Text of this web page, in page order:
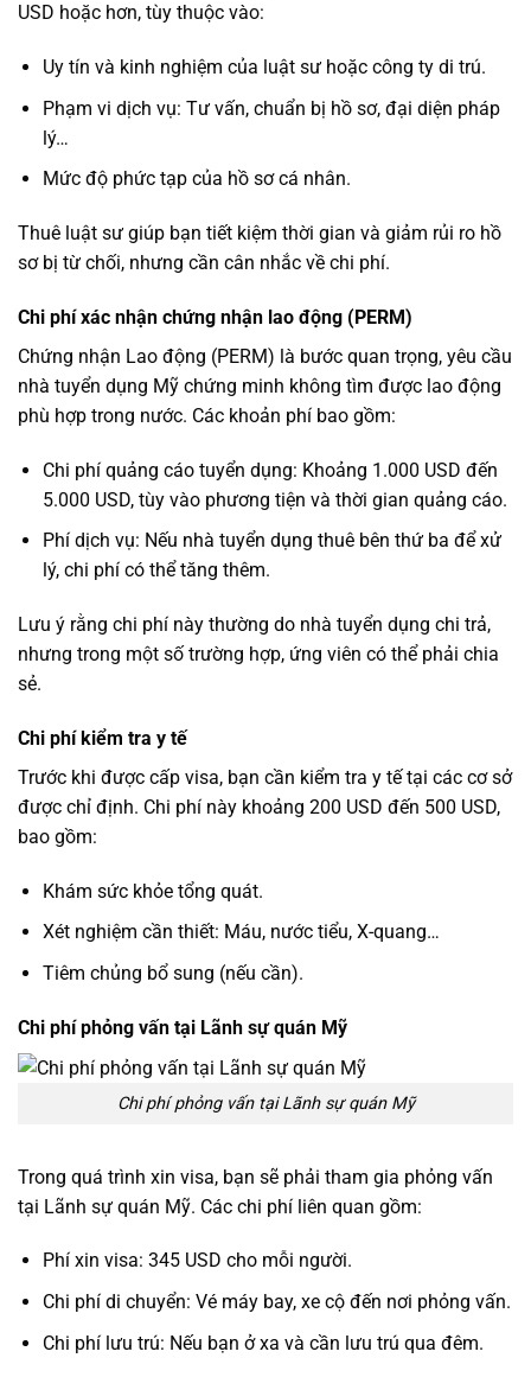
USD hoặc hơn, tùy thuộc vào:
Uy tín và kinh nghiệm của luật sư hoặc công ty di trú.
Phạm vi dịch vụ: Tư vấn, chuẩn bị hồ sơ, đại diện pháp
lý…
Mức độ phức tạp của hồ sơ cá nhân.
Thuê luật sư giúp bạn tiết kiệm thời gian và giảm rủi ro hồ
sơ bị từ chối, nhưng cần cân nhắc về chi phí.
Chi phí xác nhận chứng nhận lao động (PERM)
Chứng nhận Lao động (PERM) là bước quan trọng, yêu cầu
nhà tuyển dụng Mỹ chứng minh không tìm được lao động
phù hợp trong nước. Các khoản phí bao gồm:
Chi phí quảng cáo tuyển dụng: Khoảng 1.000 USD đến
5.000 USD, tùy vào phương tiện và thời gian quảng cáo.
Phí dịch vụ: Nếu nhà tuyển dụng thuê bên thứ ba để xử
lý, chi phí có thể tăng thêm.
Lưu ý rằng chi phí này thường do nhà tuyển dụng chi trả,
nhưng trong một số trường hợp, ứng viên có thể phải chia
sẻ.
Chi phí kiểm tra y tế
Trước khi được cấp visa, bạn cần kiểm tra y tế tại các cơ sở
được chỉ định. Chi phí này khoảng 200 USD đến 500 USD,
bao gồm:
Khám sức khỏe tổng quát.
Xét nghiệm cần thiết: Máu, nước tiểu, X-quang…
Tiêm chủng bổ sung (nếu cần).
Chi phí phỏng vấn tại Lãnh sự quán Mỹ
Chi phí phỏng vấn tại Lãnh sự quán Mỹ
Trong quá trình xin visa, bạn sẽ phải tham gia phỏng vấn
tại Lãnh sự quán Mỹ. Các chi phí liên quan gồm:
Phí xin visa: 345 USD cho mỗi người.
Chi phí di chuyển: Vé máy bay, xe cộ đến nơi phỏng vấn.
Chi phí lưu trú: Nếu bạn ở xa và cần lưu trú qua đêm.